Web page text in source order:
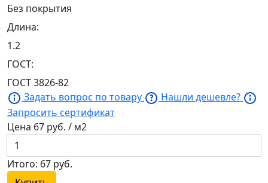
Без покрытия
Длина:
1.2
ГОСТ:
ГОСТ 3826-82
Задать вопрос по товару
Нашли дешевле?
Запросить сертификат
Цена 67 руб. / м2
Итого: 67 руб.